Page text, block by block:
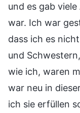
und es gab
war. Ich war
dass ich es
und
wie ich, waren
war neu in
ich sie erfüllen